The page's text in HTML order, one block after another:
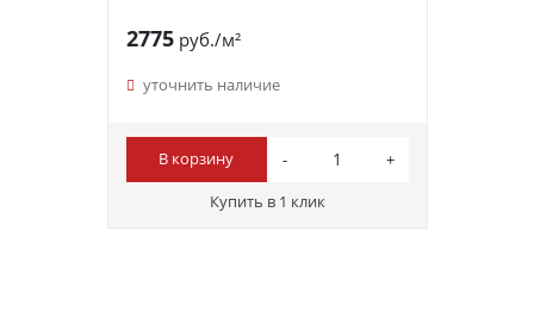
2775руб./м²
уточнить наличие
В корзину
Купить в 1 клик